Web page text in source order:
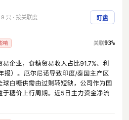
9 只 · 按关联度 盯盘
响
93%
企业，食糖贸易收入占比91.7%、利
报）。厄尔尼诺导致印度/泰国主产区
球白糖供需由过剩转短缺，公司作为国
于糖价上行周期。近5日主力资金净流